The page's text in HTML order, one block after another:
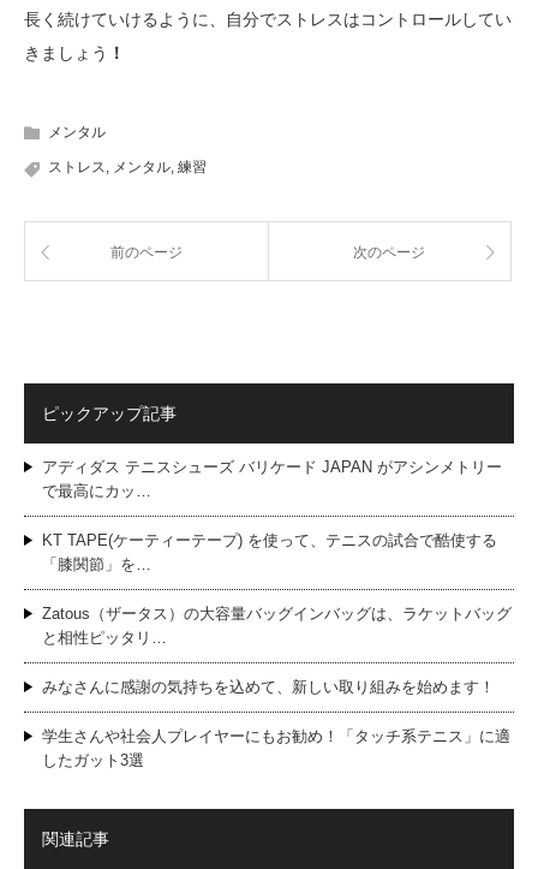
長く続けていけるように、自分でストレスはコントロールしてい
きましょう ！
メンタル
ストレス メンタル 練習
前のページ 次のページ
ピックアップ記事
アディダス テニスシューズ バリケード JAPAN がアシンメトリー
で最高にカッ…
KT TAPE(ケーティーテープ) を使って、テニスの試合で酷使する
「膝関節」を…
Zatous（ザータス）の大容量バッグインバッグは、ラケットバッグ
と相性ピッタリ…
みなさんに感謝の気持ちを込めて、新しい取り組みを始めます！
学生さんや社会人プレイヤーにもお勧め！「タッチ系テニス」に適
したガット3選
関連記事